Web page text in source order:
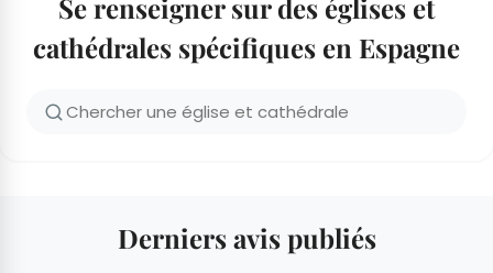
Se renseigner sur des églises et
cathédrales spécifiques en Espagne
Derniers avis publiés